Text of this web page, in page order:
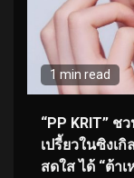
1 min read
“PP KRIT”
เปรี้ยวในซิงเ
สดใส ได้ “ต้า